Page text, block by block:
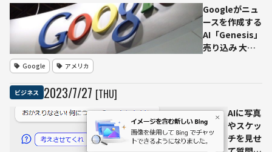
プライバ
シー侵害
の懸念高
まる
Googleがニュ
ースを作成する
AI「Genesis」
売り込み 大手
Google アメリカ
ビジネス 2023/7/27 [THU]
AIに写真
やスケッ
チを見せ